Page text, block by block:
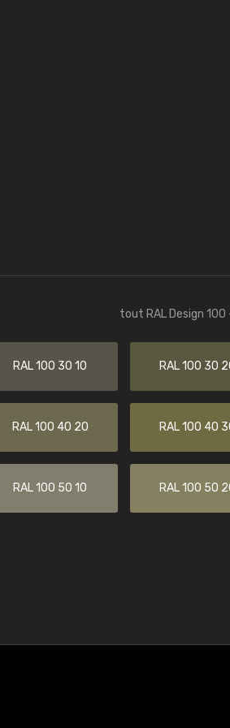
tout RAL Design 100
RAL 100 30 10 RAL 100 30
RAL 100 40 20 RAL 100 40
RAL 100 50 10 RAL 100 50